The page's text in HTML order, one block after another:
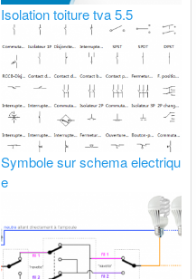
Isolation toiture tva 5.5
Symbole sur schema electriqu
e